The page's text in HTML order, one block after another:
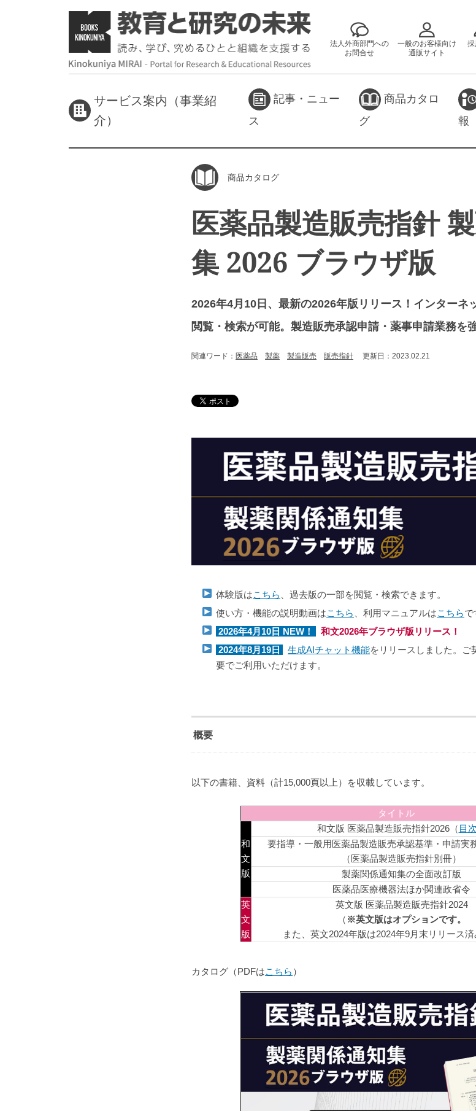
法人外商部門への
お問合せ
一般のお客様向け
通販サイト
採
サービス案内（事業紹
介）
記事・ニュー
ス
商品カタロ
グ
報
商品カタログ
医薬品製造販売指針
集 2026 ブラウザ版
2026年4月10日、最新の2026年版リリース！インターネ
閲覧・検索が可能。製造販売承認申請・薬事申請業務を
関連ワード： 医薬品 製薬 製造販売 販売指針 更新日：2023.02.21
体験版はこちら
、過去版の一部を閲覧・検索できます。
使い方・機能の説明動画はこちら 、利用マニュアルはこちらで
2026年4月10日 NEW！
和文2026年ブラウザ版 リリース！
2024年8月19日
生成AIチャット機能をリリースしました。ご
要でご利用いただけます。
概要
以下の書籍、資料（計15,000頁以上）を収載しています。
タイトル
和
文
版
和文版 医薬品製造販売指針2026（ 目次
要指導・一般用医薬品製造販売承認基準・申請実
（医薬品製造販売指針別冊）
製薬関係通知集の全面改訂版
医薬品医療機器法ほか関連政省令
英
文
版
英文版 医薬品製造販売指針2024
（ ※英文版はオプションです。
また、英文2024年版は2024年9月末リリース済
カタログ（PDFはこちら ）